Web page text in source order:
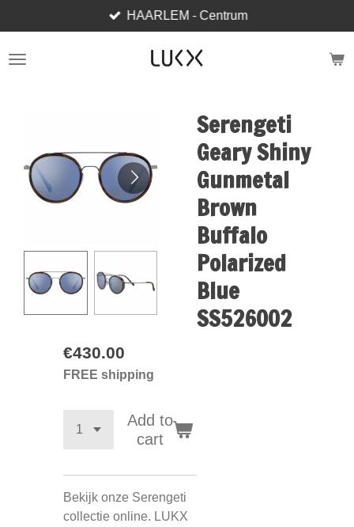
to
main
HAARLEM - Centrum
Serengeti
Geary Shiny
Gunmetal
Brown
Buffalo
Polarized
Blue
SS526002
€430.00
FREE shipping
Add to
cart
Bekijk onze Serengeti
collectie online. LUKX